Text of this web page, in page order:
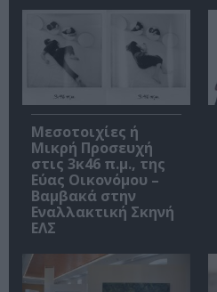
Μεσοτοιχίες ή
Μικρή Προσευχή
στις 3κ46 π.μ., της
Εύας Οικονόμου –
Βαμβακά στην
Εναλλακτική Σκηνή
ΕΛΣ